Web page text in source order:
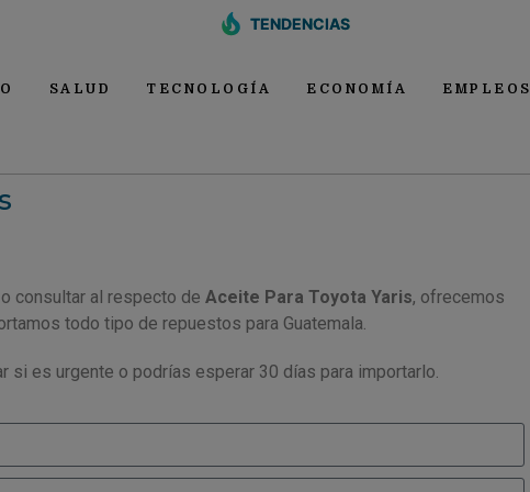
TENDENCIAS
SALUD TECNOLOGÍA ECONOMÍA EMPLEOS
o consultar al respecto de Aceite Para Toyota Yaris, ofrecemos
todo tipo de repuestos para Guatemala.
si es urgente o podrías esperar 30 días para importarlo.